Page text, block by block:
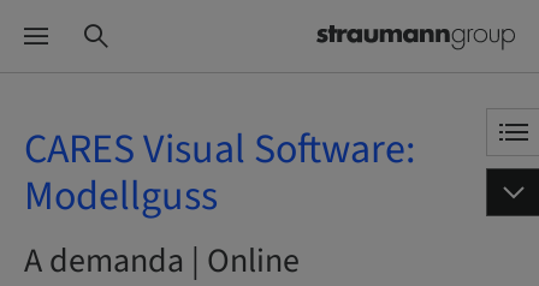
CARES Visual Software:
Modellguss
A demanda | Online